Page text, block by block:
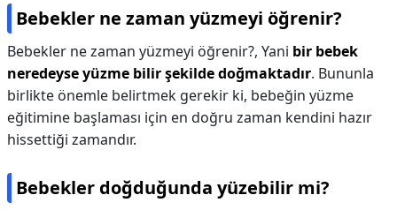
Bebekler ne zaman yüzmeyi öğrenir?
Bebekler ne zaman yüzmeyi öğrenir?, Yani bir bebek
neredeyse yüzme bilir şekilde doğmaktadır. Bununla
birlikte önemle belirtmek gerekir ki, bebeğin yüzme
eğitimine başlaması için en doğru zaman kendini hazır
hissettiği zamandır.
Bebekler doğduğunda yüzebilir mi?